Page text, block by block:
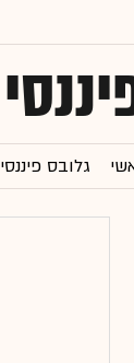
גלובס פיננסי